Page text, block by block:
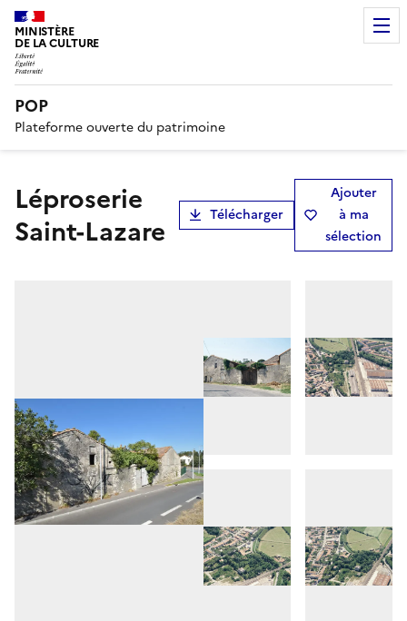
MINISTÈRE
DE LA CULTURE
POP
Plateforme ouverte du patrimoine
Léproserie
Saint-Lazare
Télécharger
Ajouter
à ma
sélection